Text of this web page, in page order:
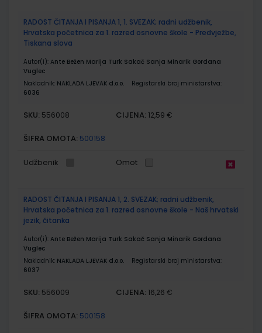
proizvodi
RADOST ČITANJA I PISANJA 1, 1. SVEZAK; radni udžbenik,
Hrvatska početnica za 1. razred osnovne škole - Predvježbe,
Tiskana slova
Autor(i): Ante Bežen Marija Turk Sakač Sanja Minarik Gordana
Vuglec
Nakladnik: NAKLADA LJEVAK d.o.o.
Registarski broj ministarstva:
6036
SKU: 556008 CIJENA: 12,59 €
ŠIFRA OMOTA: 500158
Udžbenik Omot
RADOST ČITANJA I PISANJA 1, 2. SVEZAK; radni udžbenik,
Hrvatska početnica za 1. razred osnovne škole - Naš hrvatski
jezik, čitanka
Autor(i): Ante Bežen Marija Turk Sakač Sanja Minarik Gordana
Vuglec
Nakladnik: NAKLADA LJEVAK d.o.o.
Registarski broj ministarstva:
6037
SKU: 556009 CIJENA: 16,26 €
ŠIFRA OMOTA: 500158